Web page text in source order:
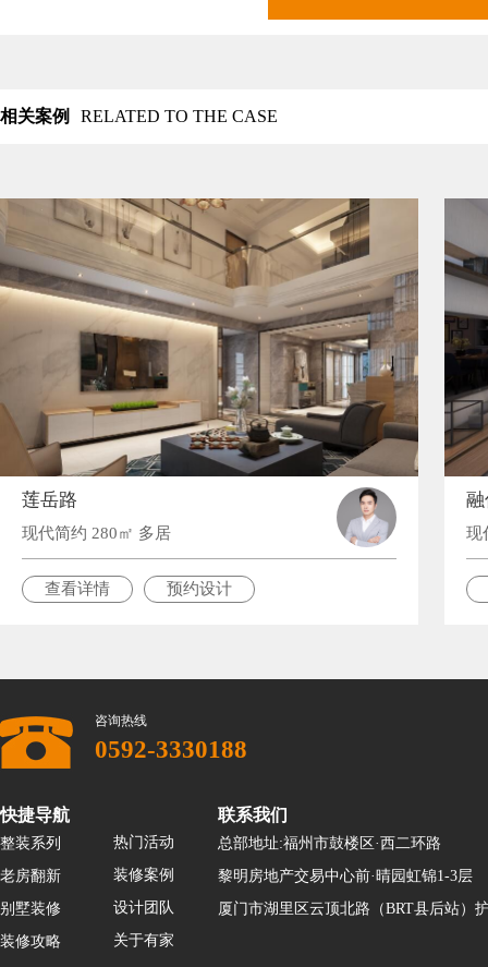
相关案例 RELATED TO THE CASE
莲岳路
现代简约 280㎡ 多居
查看详情 预约设计
现
咨询热线
0592-3330188
快捷导航
整装系列
老房翻新
别墅装修
装修攻略
热门活动
装修案例
设计团队
关于有家
联系我们
总部地址:福州市鼓楼区·西二环路
黎明房地产交易中心前·晴园虹锦1-3层
厦门市湖里区云顶北路（BRT县后站）